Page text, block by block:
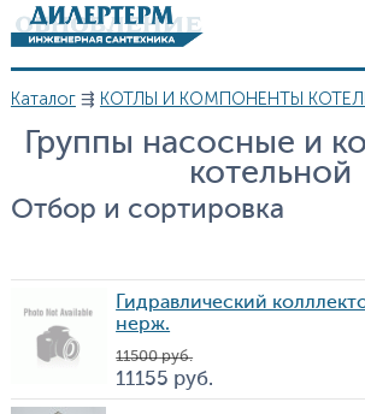
Перейти к основному содержанию
Вы здесь
Каталог⇶ КОТЛЫ И КОМПОНЕНТЫ
Группы насосные и
котельной
Отбор и сортировка
Гидравлический
нерж.
Цена
11 500 руб.
11 155 руб.